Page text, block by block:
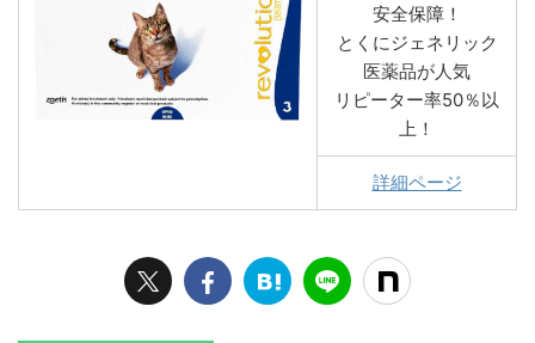
安全保障！
とくにジェネリック
医薬品が人気
リピーター率50％以
上！
詳細ページ